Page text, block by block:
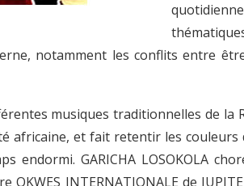
notamment les conflits entre
musiques traditionnelles de la
africaine, et fait retentir les
endormi. GARICHA LOSOKOLA
OKWES INTERNATIONALE de